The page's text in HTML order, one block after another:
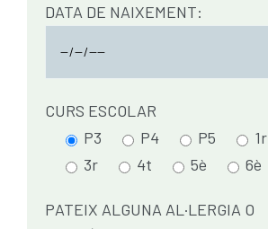
DATA DE NAIXEMENT:
CURS ESCOLAR
P3
P4 P5 1r
3r
4t 5è 6è
PATEIX ALGUNA AL·LERGIA O